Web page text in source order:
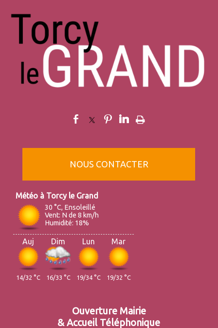
NOUS CONTACTER
Torcy le Grand
30 °C, Ensoleillé
Vent: N de 8 km/h
Humidité: 18%
Auj
14/32 °C
Dim
16/33 °C
Lun
19/34 °C
Mar
19/32 °C
Ouverture Mairie
& Accueil Téléphonique